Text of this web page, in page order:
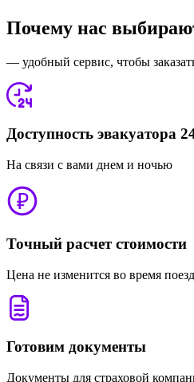
Почему нас
— удобный сервис, чтобы
Доступность эвакуатора
На связи с вами днем и ночью
Точный расчет стоимости
Цена не изменится во время
Готовим документы
Документы для страховой